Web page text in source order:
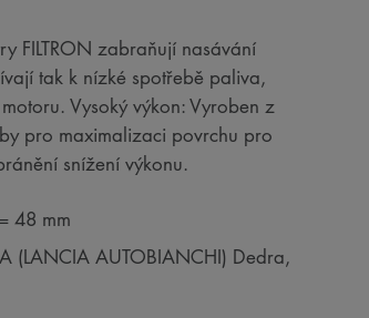
FILTRON zabraňují nasávání
tak k nízké spotřebě paliva,
Vysoký výkon: Vyroben z
pro maximalizaci povrchu pro
snížení výkonu.
48 mm
(LANCIA AUTOBIANCHI) Dedra,